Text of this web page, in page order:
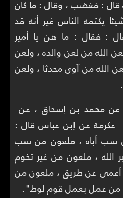
: فغضب ، وقال ‏: ‏ما كان
يكتمه الناس غير أنه قد
: فقال : ما هن يا أمير
الله من لعن والده ، ولعن
الله من ‏‏آوى ‏‏محدثاً ‏، ‏ولعن
‏‏محمد بن إسحاق ‏، ‏عن
‏عكرمة ‏‏عن ‏‏إبن عباس ‏‏قال :‏
سب أباه ، ملعون من سب
الله ، ملعون من غير ‏‏تخوم
عن طريق ، ملعون من
من عمل بعمل قوم ‏لوط".